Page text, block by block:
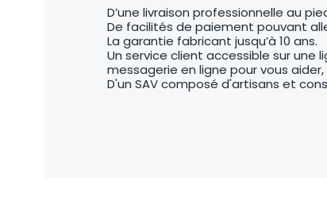
D’une livraison professionnelle au
De facilités de paiement pouvant
La garantie fabricant jusqu’à 10 ans.
Un service client accessible sur une
messagerie en ligne pour vous
D'un SAV composé d'artisans et